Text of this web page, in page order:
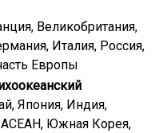
Великобритания,
Италия, Россия,
Европы
Япония, Индия,
АСЕАН, Южная Корея,